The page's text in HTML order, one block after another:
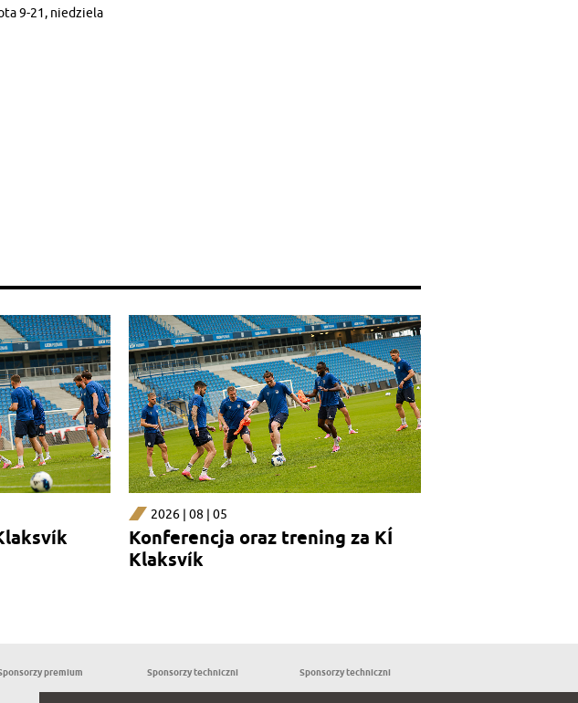
9-21, niedziela
2026 | 08 | 05
Konferencja oraz trening za KÍ
Klaksvík
premium Sponsorzy techniczni Sponsorzy techniczni